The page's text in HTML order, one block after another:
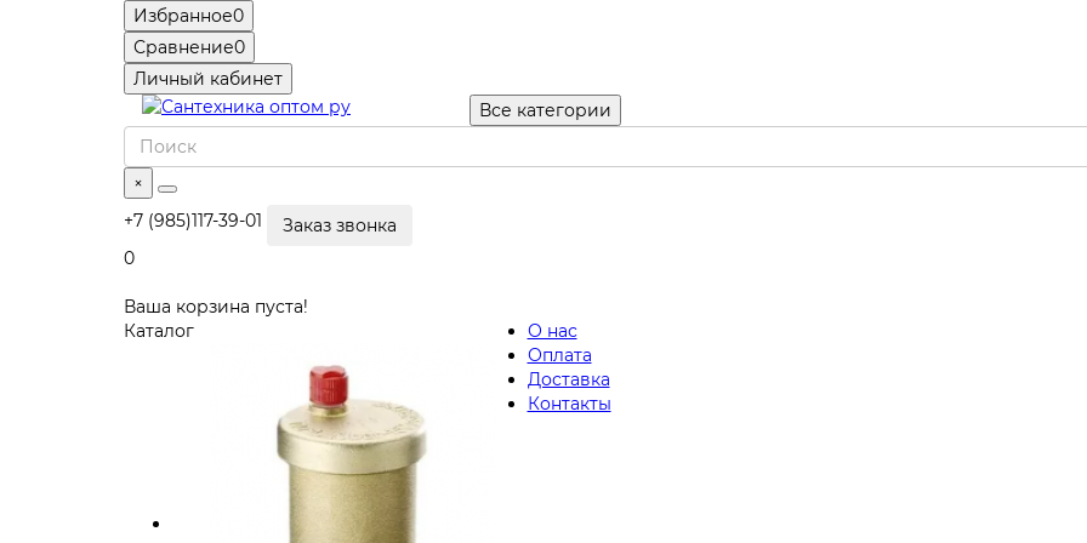
Избранное0
Сравнение0
Личный кабинет
Все категории
×
+7 (985)117-39-01
Заказ звонка
0
Ваша корзина пуста!
Каталог
О нас
Оплата
Доставка
Контакты